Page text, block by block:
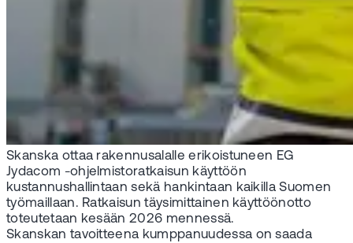
Skanska ottaa rakennusalalle erikoistuneen EG
Jydacom -ohjelmistoratkaisun käyttöön
kustannushallintaan sekä hankintaan kaikilla Suomen
työmaillaan. Ratkaisun täysimittainen käyttöönotto
toteutetaan kesään 2026 mennessä.
Skanskan tavoitteena kumppanuudessa on saada